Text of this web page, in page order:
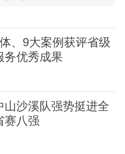
、9大案例获评省级
务优秀成果
山沙溪队强势挺进全
赛八强